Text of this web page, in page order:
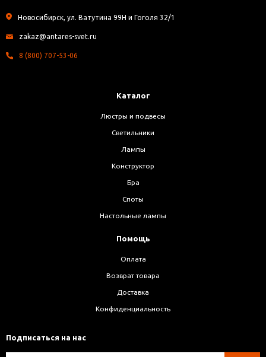
Новосибирск, ул. Ватутина 99Н и Гоголя 32/1
zakaz@antares-svet.ru
8 (800) 707-53-06
Каталог
Люстры и подвесы
Светильники
Лампы
Конструктор
Бра
Споты
Настольные лампы
Помощь
Оплата
Возврат товара
Доставка
Конфиденциальность
Подписаться на нас